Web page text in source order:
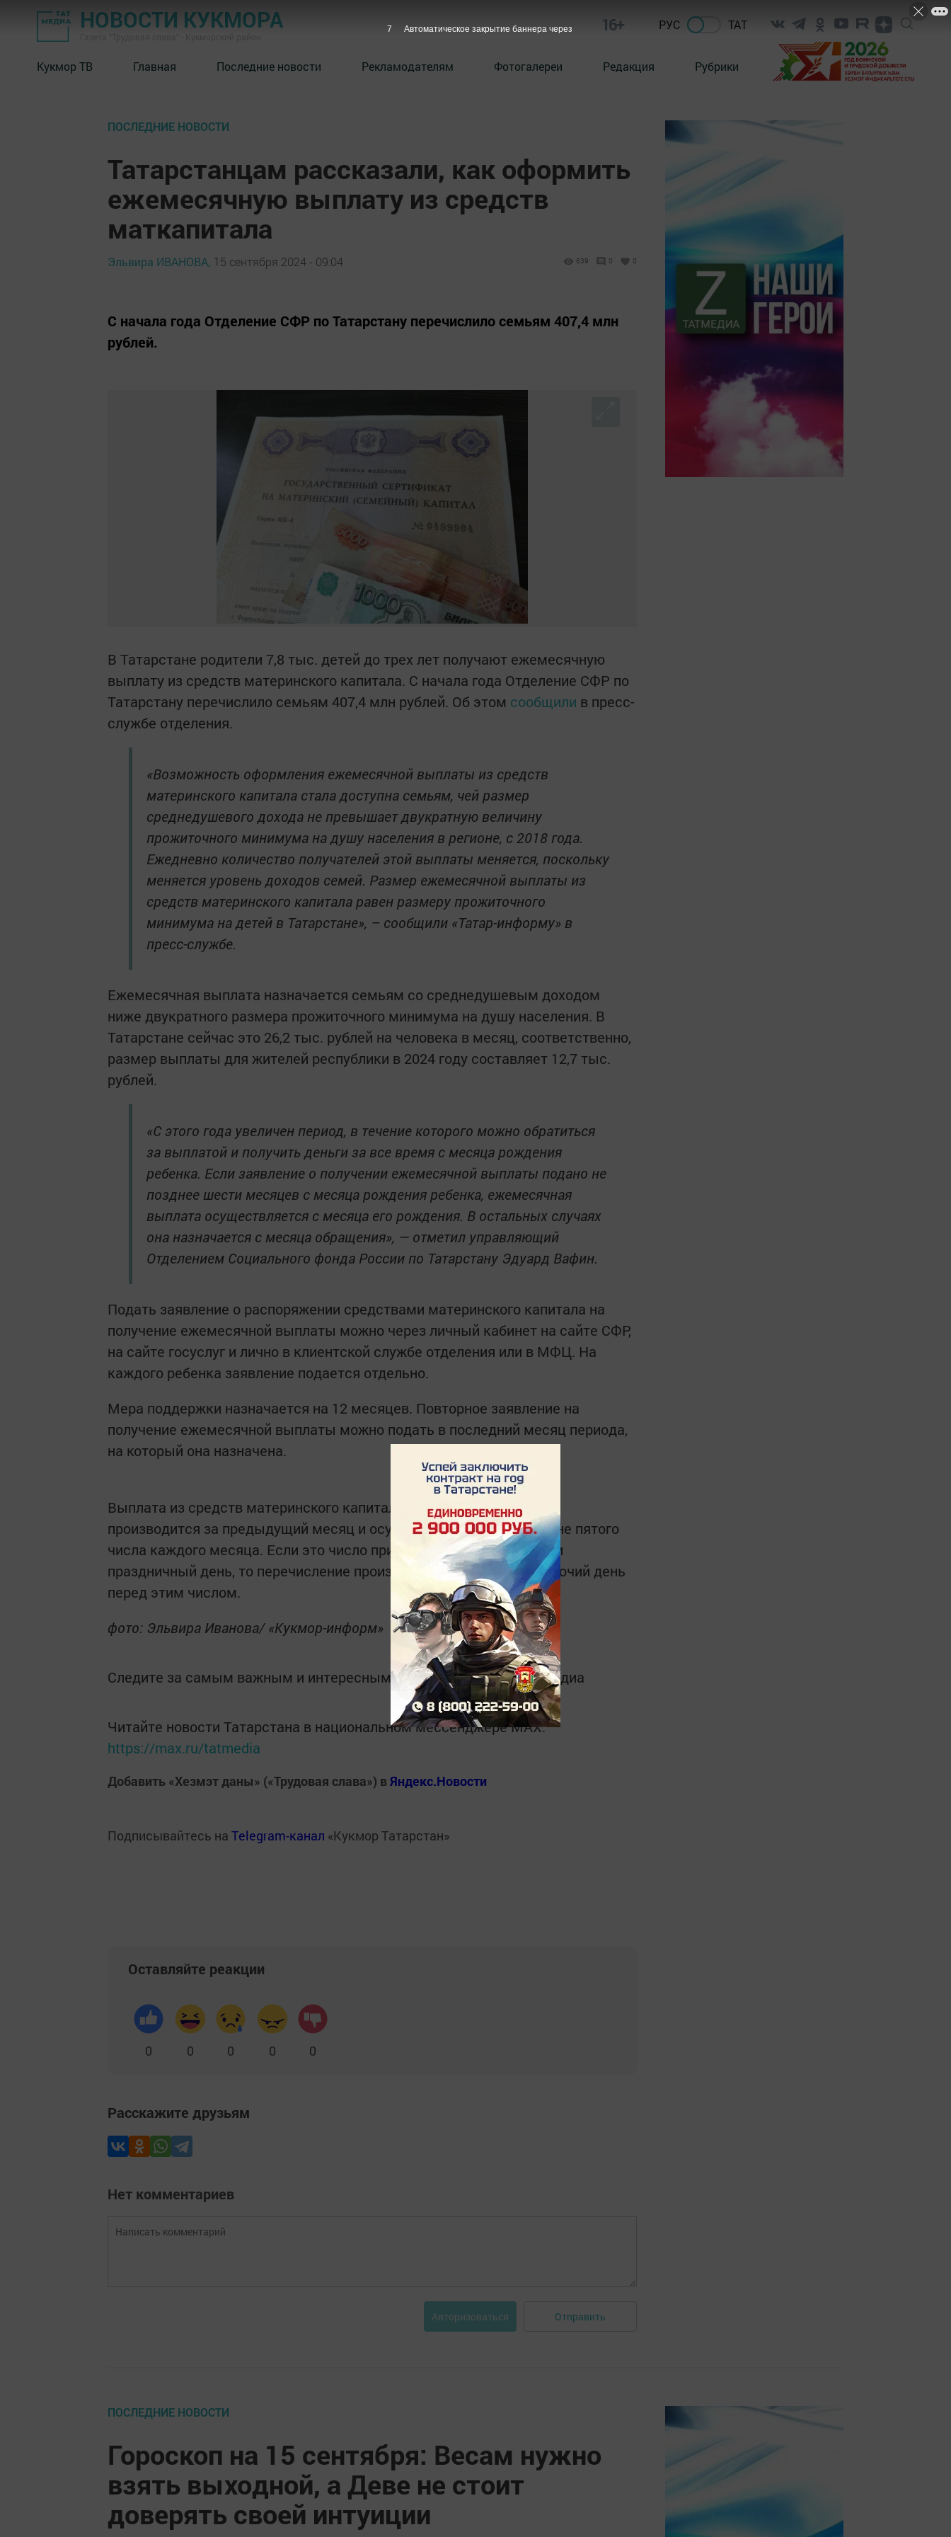
НОВОСТИ КУКМОРА 16+ РУС ТАТ
Кукмор ТВ Главная Последние новости Рекламодателям Фотогалереи Редакция Рубрики
ПОСЛЕДНИЕ НОВОСТИ
Татарстанцам рассказали, как оформить
ежемесячную выплату из средств
маткапитала
Эльвира ИВАНОВА, 15 сентября 2024 - 09:04 639 0 0
С начала года Отделение СФР по Татарстану перечислило семьям 407,4 млн
рублей.
В Татарстане родители 7,8 тыс. детей до трех лет получают ежемесячную
выплату из средств материнского капитала. С начала года Отделение СФР по
Татарстану перечислило семьям 407,4 млн рублей. Об этом сообщили в пресс-
службе отделения.
«Возможность оформления ежемесячной выплаты из средств
материнского капитала стала доступна семьям, чей размер
среднедушевого дохода не превышает двукратную величину
прожиточного минимума на душу населения в регионе, с 2018 года.
Ежедневно количество получателей этой выплаты меняется, поскольку
меняется уровень доходов семей. Размер ежемесячной выплаты из
средств материнского капитала равен размеру прожиточного
минимума на детей в Татарстане», – сообщили «Татар-информу» в
пресс-службе.
Ежемесячная выплата назначается семьям со среднедушевым доходом
ниже двукратного размера прожиточного минимума на душу населения. В
Татарстане сейчас это 26,2 тыс. рублей на человека в месяц, соответственно,
размер выплаты для жителей республики в 2024 году составляет 12,7 тыс.
рублей.
«С этого года увеличен период, в течение которого можно обратиться
за выплатой и получить деньги за все время с месяца рождения
ребенка. Если заявление о получении ежемесячной выплаты подано не
позднее шести месяцев с месяца рождения ребенка, ежемесячная
выплата осуществляется с месяца его рождения. В остальных случаях
она назначается с месяца обращения», — отметил управляющий
Отделением Социального фонда России по Татарстану Эдуард Вафин.
Подать заявление о распоряжении средствами материнского капитала на
получение ежемесячной выплаты можно через личный кабинет на сайте СФР,
на сайте госуслуг и лично в клиентской службе отделения или в МФЦ. На
каждого ребенка заявление подается отдельно.
Мера поддержки назначается на 12 месяцев. Повторное заявление на
получение ежемесячной выплаты можно подать в последний месяц периода,
на который она назначена.
Выплата из средств материнского капитала на детей до трех лет
производится за предыдущий месяц и осуществляется в Татарстане пятого
числа каждого месяца. Если это число приходится на выходной или
праздничный день, то перечисление производится в последний рабочий день
перед этим числом.
фото: Эльвира Иванова/ «Кукмор-информ»
Следите за самым важным и интересным вTelegram-каналеТатмедиа
Читайте новости Татарстана в национальном мессенджере MАХ:
https://max.ru/tatmedia
Добавить «Хезмэт даны» («Трудовая слава») вЯндекс.Новости
Подписывайтесь на Telegram-канал «Кукмор Татарстан»
Оставляйте реакции
0 0 0 0 0
Расскажите друзьям
Нет комментариев
Авторизоваться Отправить
ПОСЛЕДНИЕ НОВОСТИ
Гороскоп на 15 сентября: Весам нужно
взять выходной, а Деве не стоит
доверять своей интуиции
6 Автоматическое закрытие баннера через